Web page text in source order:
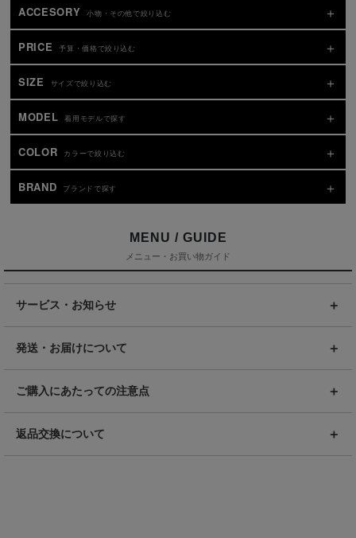
ACCESORY 小物・その他で絞り込む
PRICE 予算・価格で絞り込む
SIZE サイズで絞り込む
MODEL 着用モデルで探す
COLOR カラーで絞り込む
BRAND ブランドで探す
MENU / GUIDE
メニュー・お買い物ガイド
サービス・お知らせ
発送・お届けについて
ご購入にあたっての注意点
返品交換について